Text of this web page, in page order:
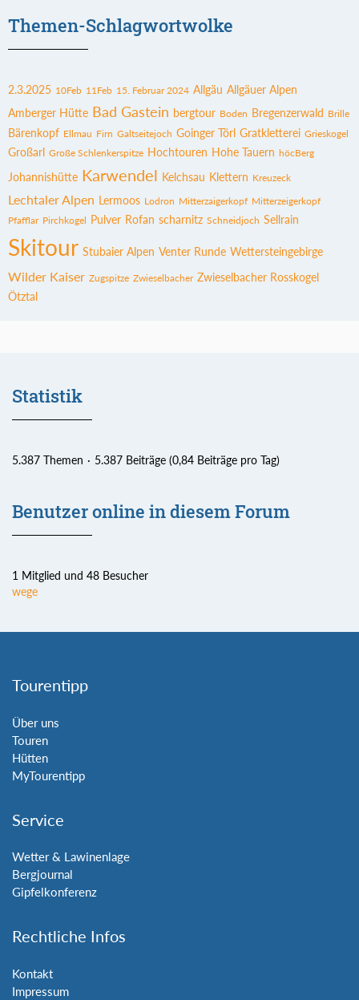
Themen-Schlagwortwolke
2.3.2025 10Feb 11Feb 15. Februar 2024 Allgäu Allgäuer Alpen
Amberger Hütte Bad Gastein bergtour Boden Bregenzerwald Brille
Bärenkopf Ellmau Firn Galtseitejoch Goinger Törl Gratkletterei Grieskogel
Großarl Große Schlenkerspitze Hochtouren Hohe Tauern höcBerg
Johannishütte Karwendel Kelchsau Klettern Kreuzeck
Lechtaler Alpen Lermoos Lodron Mitterzaigerkopf Mitterzeigerkopf
Pfafflar Pirchkogel Pulver Rofan scharnitz Schneidjoch Sellrain
Skitour Stubaier Alpen Venter Runde Wettersteingebirge
Wilder Kaiser Zugspitze Zwieselbacher Zwieselbacher Rosskogel
Ötztal
Statistik
5.387 Themen 5.387 Beiträge (0,84 Beiträge pro Tag)
Benutzer online in diesem Forum
1 Mitglied und 48 Besucher
wege
Tourentipp
Über uns
Touren
Hütten
MyTourentipp
Service
Wetter & Lawinenlage
Bergjournal
Gipfelkonferenz
Rechtliche Infos
Kontakt
Impressum